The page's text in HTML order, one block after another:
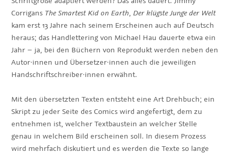
Corrigans The Smartest Kid on Earth, Der klügste Junge der Welt
kam erst 13 Jahre nach seinem Erscheinen auch auf Deutsch
heraus; das Handlettering von Michael Hau dauerte etwa ein
Jahr – ja, bei den Büchern von Reprodukt werden neben den
Autor·innen und Übersetzer·innen auch die jeweiligen
Handschriftschreiber·innen erwähnt.
Mit den übersetzten Texten entsteht eine Art Drehbuch; ein
Skript zu jeder Seite des Comics wird angefertigt, dem zu
entnehmen ist, welcher Textbaustein an welcher Stelle
genau in welchem Bild erscheinen soll. In diesem Prozess
wird mehrfach diskutiert und es werden die Texte so lange